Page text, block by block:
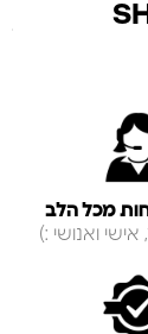
מכל הלב
ואנושי :)